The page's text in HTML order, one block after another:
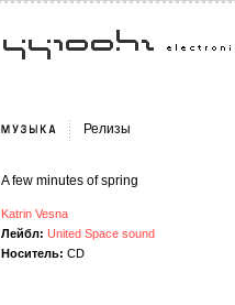
Релизы
A few minutes of spring
Katrin Vesna
Лейбл: United Space sound
Носитель: CD